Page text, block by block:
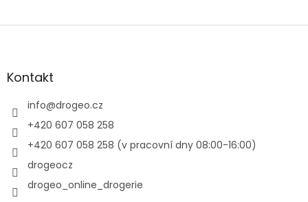
Z
aKontakt
info@drogeo.cz
+420 607 058 258
+420 607 058 258 (v pracovní dny 08:00-16:00)
drogeocz
drogeo_online_drogerie